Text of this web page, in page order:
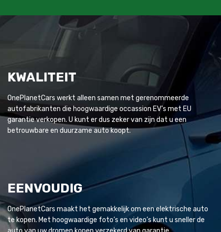
KWALITEIT
OnePlanetCars werkt alleen samen met gerenommeerde
autofabrikanten die hoogwaardige occassion EV’s met EU
garantie verkopen. U kunt er dus zeker van zijn dat u een
betrouwbare en duurzame auto koopt.
EENVOUDIG
OnePlanetCars maakt het gemakkelijk om een elektrische auto
te kopen. Met hoogwaardige foto’s en video’s kunt u sneller de